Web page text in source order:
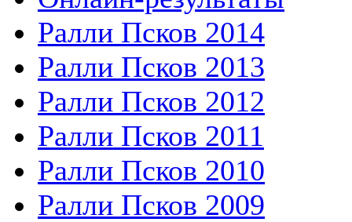
Ралли Псков 2014
Ралли Псков 2013
Ралли Псков 2012
Ралли Псков 2011
Ралли Псков 2010
Ралли Псков 2009